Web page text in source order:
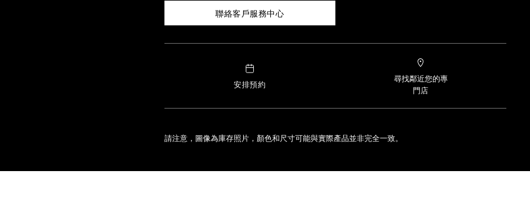
聯絡客戶服務中心
安排預約
尋找鄰近您的專
門店
請注意，圖像為庫存照片，顏色和尺寸可能與實際產品並非完全一致。